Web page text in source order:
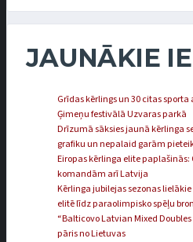
JAUNĀKIE
Grīdas kērlings un 30 citas
Ģimeņu festivālā Uzvaras parkā
Drīzumā sāksies jaunā kērlinga
grafiku un nepalaid garām
Eiropas kērlinga elite
komandām arī Latvija
Kērlinga jubilejas sezonas
elitē līdz paraolimpisko spēļu
“Balticovo Latvian Mixed
pāris no Lietuvas